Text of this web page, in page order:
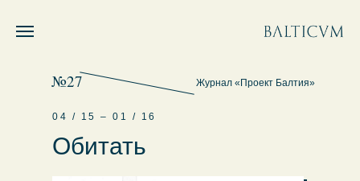
№27 Журнал «Проект Балтия»
Обитать
04 / 15 – 01 / 16